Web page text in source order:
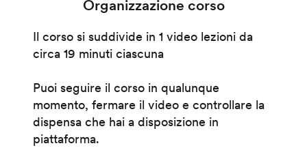
Organizzazione corso
Il corso si suddivide in 1 video lezioni da
circa 19 minuti ciascuna
Puoi seguire il corso in qualunque
momento, fermare il video e controllare la
dispensa che hai a disposizione in
piattaforma.